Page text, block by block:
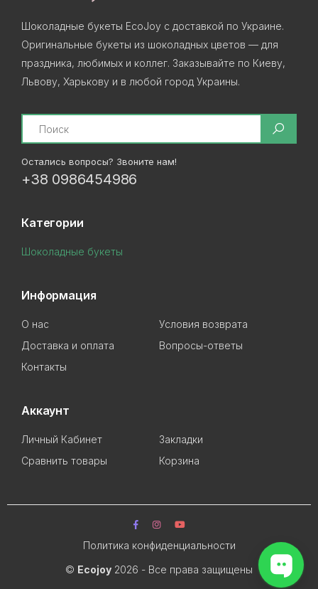
Шоколадные букеты EcoJoy с доставкой по Украине.
Оригинальные букеты из шоколадных цветов — для
праздника, любимых и коллег. Заказывайте по Киеву,
Львову, Харькову и в любой город Украины.
Search
Остались вопросы? Звоните нам!
+38 0986454986
Категории
Шоколадные букеты
Информация
О нас
Условия возврата
Доставка и оплата
Вопросы-ответы
Контакты
Аккаунт
Личный Кабинет
Закладки
Сравнить товары
Корзина
© Ecojoy 2026 - Все права защищены
Политика конфиденциальности